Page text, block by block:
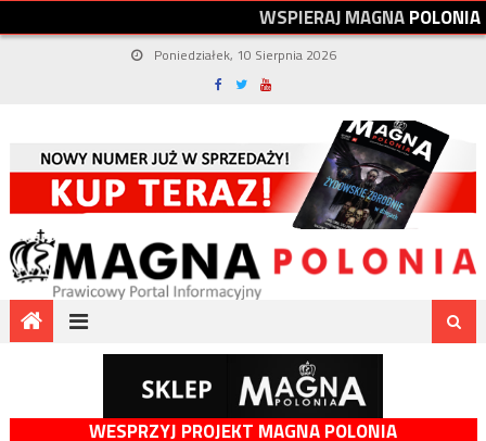
WSPIERAJMAGNAPOLONIA
Poniedziałek, 10 Sierpnia 2026
WESPRZYJ PROJEKT MAGNA POLONIA